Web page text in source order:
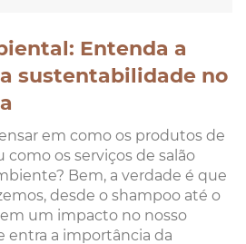
Entenda a
sustentabilidade no
em como os produtos de
como os serviços de salão
Bem, a verdade é que
desde o shampoo até o
um impacto no nosso
entra a importância da